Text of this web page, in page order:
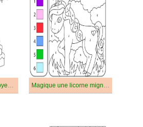
Magique une licorne joyeuse Magique une licorne mignonne